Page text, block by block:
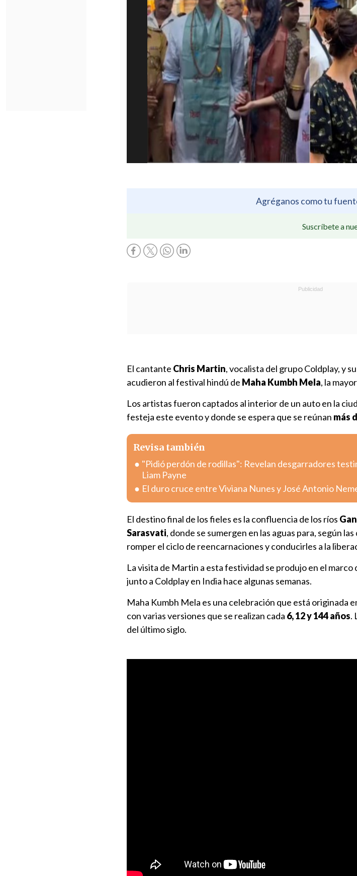
Agréganos como tu
Suscríbete a
El cantante Chris Martin, vocalista del grupo Coldplay, y
acudieron al festival hindú de Maha Kumbh Mela, la
Los artistas fueron captados al interior de un auto en la
festeja este evento y donde se espera que se reúnan más
Revisa también
"Pidió perdón de rodillas": Revelan desgarradores
Liam Payne
El duro cruce entre Viviana Nunes y José Antonio
El destino final de los fieles es la confluencia de los ríos
Sarasvati, donde se sumergen en las aguas para, según
romper el ciclo de reencarnaciones y conducirles a la
La visita de Martin a esta festividad se produjo en el
junto a Coldplay en India hace algunas semanas.
Maha Kumbh Mela es una celebración que está originada
con varias versiones que se realizan cada 6, 12 y 144 años.
del último siglo.